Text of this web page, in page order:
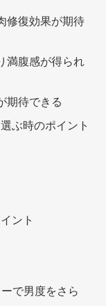
修復効果が期待
満腹感が得られ
期待できる
ぶ時のポイント
ント
で男度をさら